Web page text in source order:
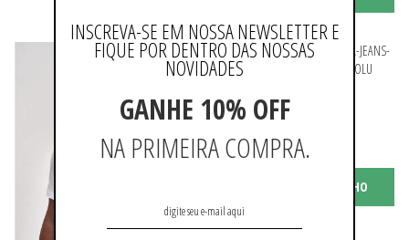
Calça Jeans Clássica
R$ 389,90
ou 3x de R$ 129,96 sem juros
ADICIONAR AO CARRINHO
INSCREVA-SE EM NOSSA NEWSLETTER E
FIQUE POR DENTRO DAS NOSSAS
NOVIDADES
GANHE 10% OFF
NA PRIMEIRA COMPRA.